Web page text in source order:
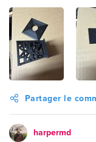
Partager le
harpermd